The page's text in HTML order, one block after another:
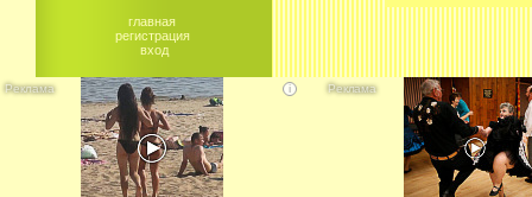
главная
регистрация
вход
i